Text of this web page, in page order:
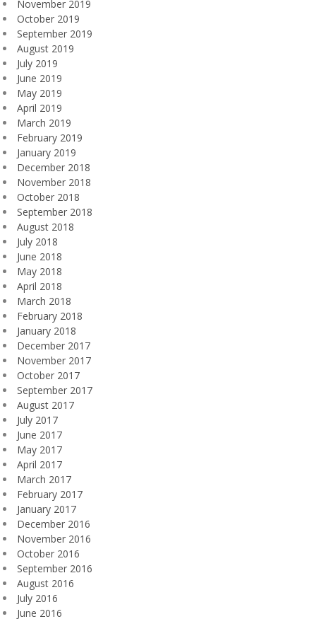
November 2019
October 2019
September 2019
August 2019
July 2019
June 2019
May 2019
April 2019
March 2019
February 2019
January 2019
December 2018
November 2018
October 2018
September 2018
August 2018
July 2018
June 2018
May 2018
April 2018
March 2018
February 2018
January 2018
December 2017
November 2017
October 2017
September 2017
August 2017
July 2017
June 2017
May 2017
April 2017
March 2017
February 2017
January 2017
December 2016
November 2016
October 2016
September 2016
August 2016
July 2016
June 2016